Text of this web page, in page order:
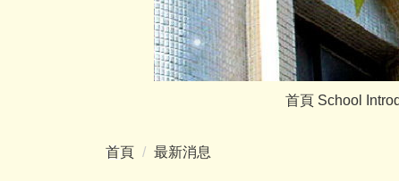
首頁 School
首頁 最新消息